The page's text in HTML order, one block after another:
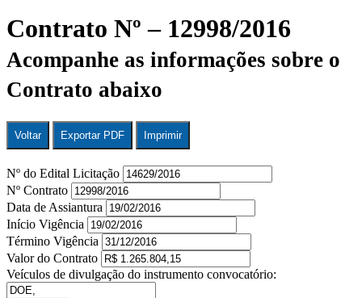
Contrato Nº – 12998/2016
Acompanhe as informações sobre o
Contrato abaixo
Voltar Exportar PDF Imprimir
Nº do Edital Licitação
Nº Contrato
Data de Assiantura
Início Vigência
Término Vigência
Valor do Contrato
Veículos de divulgação do instrumento convocatório: